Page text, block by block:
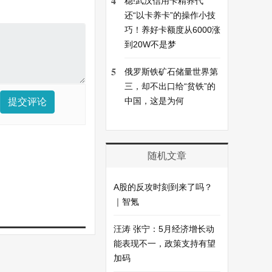
提交评论
还“以卡养卡”的操作小技
巧！养好卡额度从6000涨
到20W不是梦
5
俄罗斯铁矿石储量世界第
三，却不出口给“贫铁”的
中国，这是为何
随机文章
A股的反攻时刻到来了吗？
｜智氪
汪涛 张宁：5月经济增长动
能表现不一，政策支持有望
加码